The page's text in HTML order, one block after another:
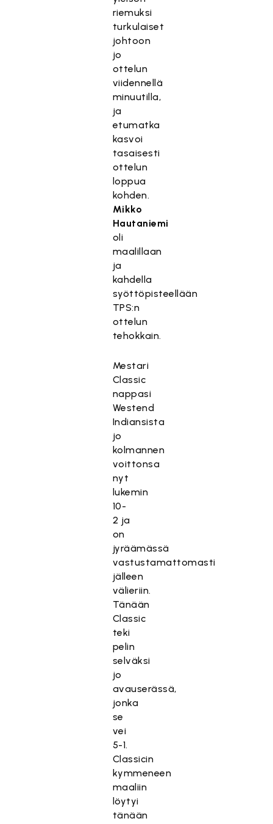
riemuksi
turkulaiset
johtoon
jo
ottelun
viidennellä
minuutilla,
ja
etumatka
kasvoi
tasaisesti
ottelun
loppua
kohden.
Mikko
Hautaniemi
oli
maalillaan
ja
kahdella
syöttöpisteellään
TPS:n
ottelun
tehokkain.
Mestari
Classic
nappasi
Westend
Indiansista
jo
kolmannen
voittonsa
nyt
lukemin
10-
2 ja
on
jyräämässä
vastustamattomasti
jälleen
välieriin.
Tänään
Classic
teki
pelin
selväksi
jo
avauserässä,
jonka
se
vei
5-1.
Classicin
kymmeneen
maaliin
löytyi
tänään